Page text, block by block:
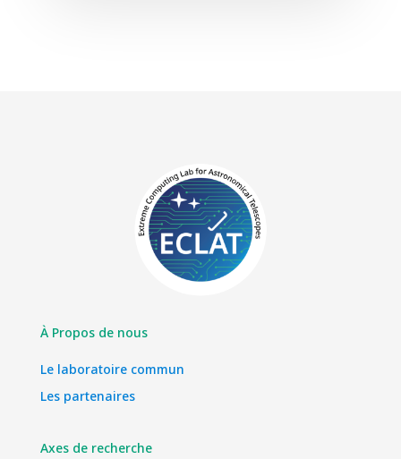
À Propos de nous
Le laboratoire commun
Les partenaires
Axes de recherche